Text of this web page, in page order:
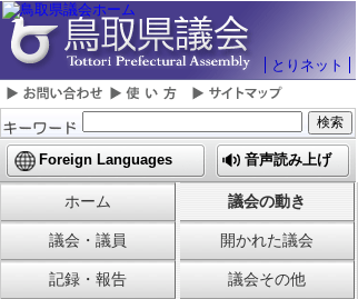
とりネット
Foreign Languages 音声読み上げ
ホーム 議会の動き
議会・議員 開かれた議会
記録・報告 議会その他